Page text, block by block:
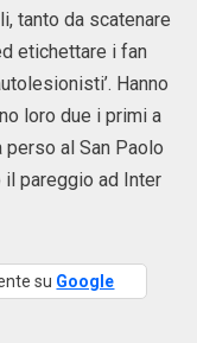
tanto da scatenare
etichettare i fan
Hanno
loro due i primi a
perso al San Paolo
pareggio ad Inter
su Google